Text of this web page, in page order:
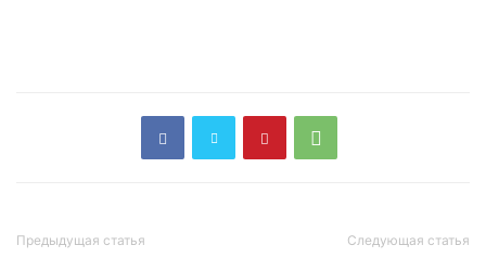
Предыдущая статья Следующая статья